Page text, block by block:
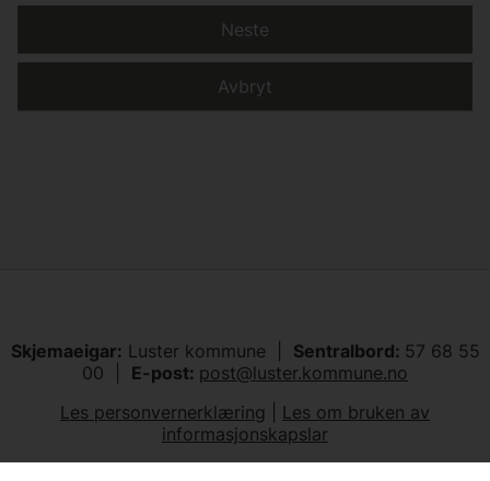
Avbryt
Neste
Skjemaeigar: Luster kommune | Sentralbord: 57 68 55
00 | E-post: post@luster.kommune.no
Les personvernerklæring
Les om bruken av
informasjonskapslar